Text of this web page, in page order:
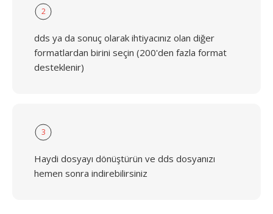
2
dds ya da sonuç olarak ihtiyacınız olan diğer
formatlardan birini seçin (200'den fazla format
desteklenir)
3
Haydi dosyayı dönüştürün ve dds dosyanızı
hemen sonra indirebilirsiniz